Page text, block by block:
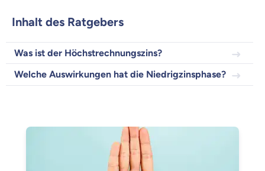
Inhalt des Ratgebers
Was ist der Höchstrechnungszins?
Welche Auswirkungen hat die Niedrigzinsphase?
Zahnzusatz
Versicherung